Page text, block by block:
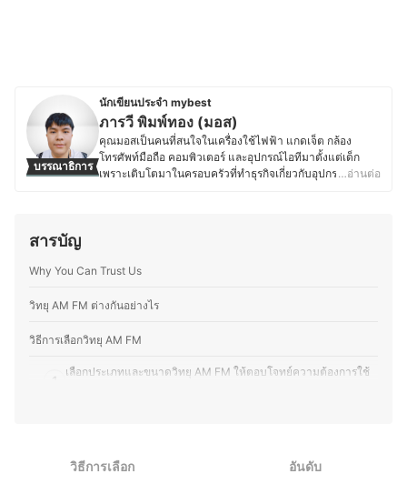
บรรณาธิการ
นักเขียนประจำ mybest
ภารวี พิมพ์ทอง (มอส)
คุณมอสเป็นคนที่สนใจในเครื่องใช้ไฟฟ้า แกดเจ็ต กล้อง
โทรศัพท์มือถือ คอมพิวเตอร์ และอุปกรณ์ไอทีมาตั้งแต่เด็ก
เพราะเติบโตมาในครอบครัวที่ทำธุรกิจเกี่ยวกับอุปกรณ์
ไฟฟ้าด้วยตัวเองเป็นประจำ ทำให้มีความเข้าใจเรื่อง
ความชอบนี้ช่วยให้คุณมอสสามารถเปรียบเทียบจุดเด่นจุด
สนุกกับการแบ่งปันความรู้เกี่ยวกับเทคโนโลยีและอุปกรณ์ไอที
สามารถเลือกอุปกรณ์ที่เหมาะสมกับการใช้งานของตนเองได้
…อ่านต่อ
สารบัญ
Why You Can Trust Us
วิทยุ AM FM ต่างกันอย่างไร
วิธีการเลือกวิทยุ AM FM
1
เลือกประเภทและขนาดวิทยุ AM FM ให้ตอบโจทย์ความต้องการใช้
เลือกดีไซน์สวยงามและสะดวกต่อการใช้งาน เช่น หน้าจอชัด ปุ่มปรับ
ง่าย
วิธีการเลือก อันดับ